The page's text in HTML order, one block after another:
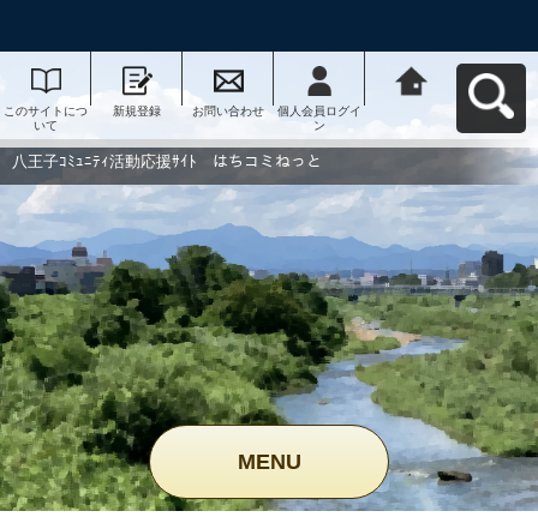
このサイトにつ
いて
新規登録 お問い合わせ
個人会員ログイ
ン
動応援ｻｲﾄ はち
コミねっとへ戻
八王子ｺﾐｭﾆﾃｨ活動応援ｻｲﾄ はちコミねっと
MENU